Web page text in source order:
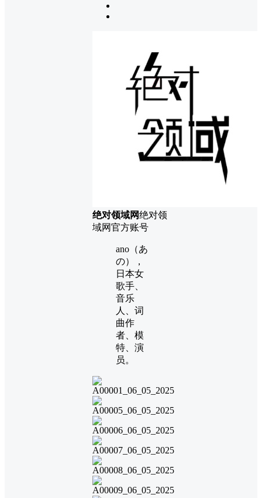
绝对领域网绝对领
域网官方账号
ano（あ
の），
日本女
歌手、
音乐
人、词
曲作
者、模
特、演
员。